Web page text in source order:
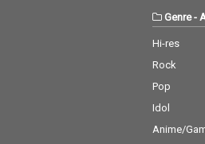
Genre-
Hi-res
Rock
Pop
Idol
Anime/